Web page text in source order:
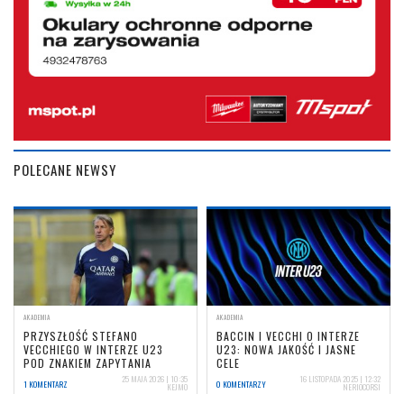
POLECANE NEWSY
AKADEMIA
PRZYSZŁOŚĆ STEFANO
VECCHIEGO W INTERZE U23
POD ZNAKIEM ZAPYTANIA
1 KOMENTARZ 25 MAJA 2026 | 10:35
KEJMO
AKADEMIA
BACCIN I VECCHI O INTERZE
U23: NOWA JAKOŚĆ I JASNE
CELE
0 KOMENTARZY 16 LISTOPADA 2025 | 12:32
NERIOCORSI